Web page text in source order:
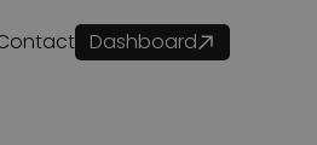
Dashboard